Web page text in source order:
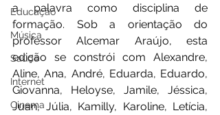
Educação
Música
Saúde
Internet
Cinema
a palavra como disciplina de
formação. Sob a orientação do
professor Alcemar Araújo, esta
edição se constrói com Alexandre,
Aline, Ana, André, Eduarda, Eduardo,
Giovanna, Heloyse, Jamile, Jéssica,
Juan, Júlia, Kamilly, Karoline, Letícia,